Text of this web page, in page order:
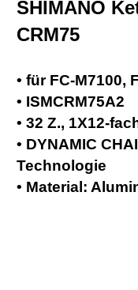
SHIMANO
CRM75
• für FC-M7100,
• ISMCRM75A2
• 32 Z., 1X12-
• DYNAMIC
Technologie
• Material: